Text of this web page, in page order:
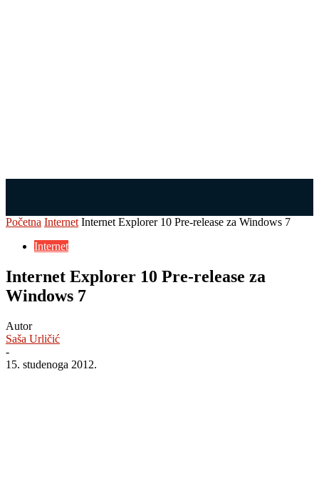
Početna Internet Internet Explorer 10 Pre-release za Windows 7
Internet
Internet Explorer 10 Pre-release za
Windows 7
Autor
Saša Urličić
-
15. studenoga 2012.